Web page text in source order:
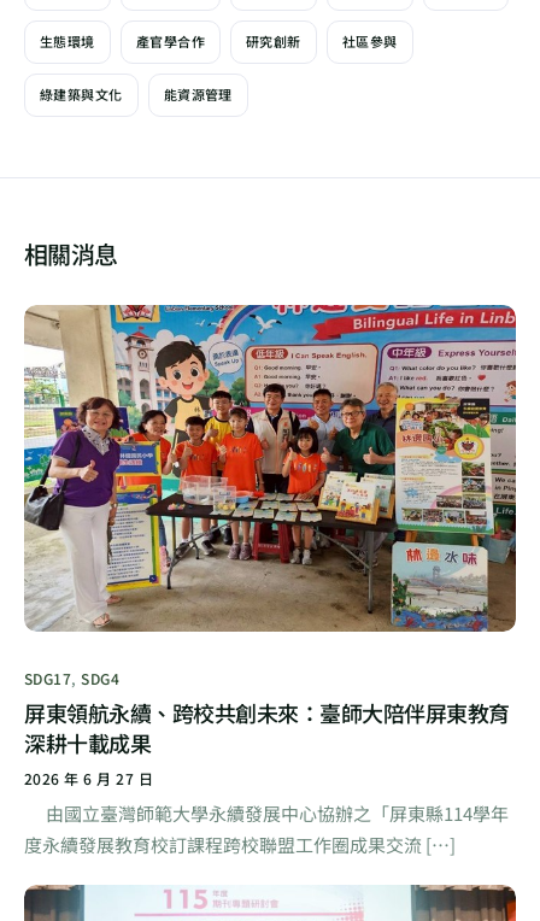
生態環境 產官學合作 研究創新 社區參與
綠建築與文化 能資源管理
相關消息
SDG17,SDG4
屏東領航永續、跨校共創未來：臺師大陪伴屏東教育
深耕十載成果
2026 年 6 月 27 日
由國立臺灣師範大學永續發展中心協辦之「屏東縣114學年
度永續發展教育校訂課程跨校聯盟工作圈成果交流 […]